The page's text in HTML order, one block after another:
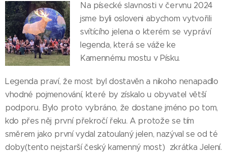
Na písecké slavnosti v červnu 2024
jsme byli osloveni abychom vytvořili
svítícího jelena o kterém se vypráví
legenda, která se váže ke
Kamennému mostu v Písku.
Legenda praví, že most byl dostavěn a nikoho nenapadlo
vhodné pojmenování, které by získalo u obyvatel větší
podporu. Bylo proto vybráno, že dostane jméno po tom,
kdo přes něj první překročí řeku. A protože se tím
směrem jako první vydal zatoulaný jelen, nazýval se od té
doby(tento nejstarší český kamenný most) zkrátka Jelení.